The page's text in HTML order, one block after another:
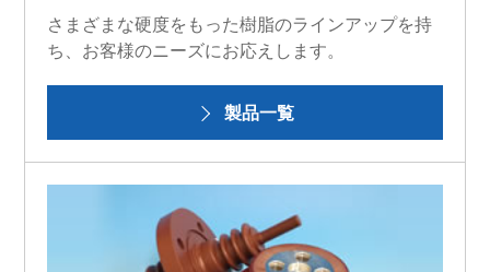
さまざまな硬度をもった樹脂のラインアップを持
ち、お客様のニーズにお応えします。
製品一覧